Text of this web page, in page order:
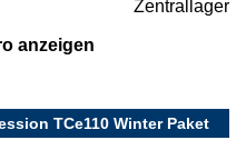
Zentrallager
anzeigen
TCe110 Winter Paket